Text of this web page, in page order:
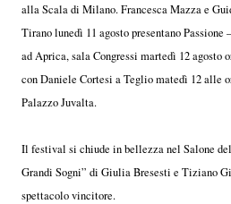
alla Scala di Milano. Francesca Mazza e
Tirano lunedì 11 agosto presentano
ad Aprica, sala Congressi martedì 12 agosto
con Daniele Cortesi a Teglio matedì 12 alle
Palazzo Juvalta.
Il festival si chiude in bellezza nel Salone
Grandi Sogni” di Giulia Bresesti e Tiziano
spettacolo vincitore.